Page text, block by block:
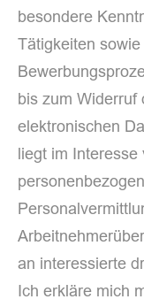
besondere
Tätigkeiten
bis zum Widerruf
elektronischen
liegt im
an interessierte
Ich erkläre mich